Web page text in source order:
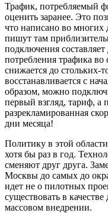
Трафик, потребляемый
оценить заранее. Это
что написано во
пишут там
подключения
потребления трафика во
снижается до стольких-
восстанавливается с
образом, можно
первый взгляд, тариф, а
разрекламированная
дни месяца!
Политику в этой
хотя бы раз в год.
сменяют друг друга.
Москвы до самых до
идет не о пилотных
существовать в
массовом внедрении.